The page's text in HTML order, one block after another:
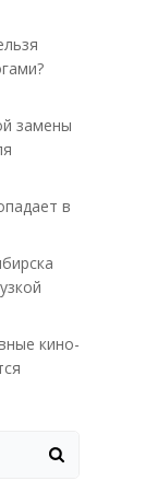
замены
в
кино-